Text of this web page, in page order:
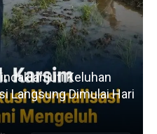
Keluhan
Langsung Dimulai Hari